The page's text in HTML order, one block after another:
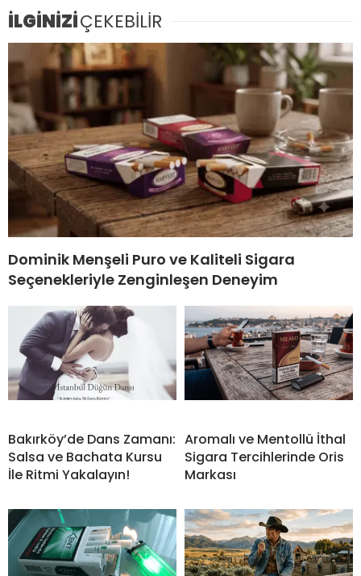
İLGİNİZİÇEKEBİLİR
Dominik Menşeli Puro ve Kaliteli Sigara
Seçenekleriyle Zenginleşen Deneyim
Bakırköy’de Dans Zamanı:
Salsa ve Bachata Kursu
İle Ritmi Yakalayın!
Aromalı ve Mentollü İthal
Sigara Tercihlerinde Oris
Markası